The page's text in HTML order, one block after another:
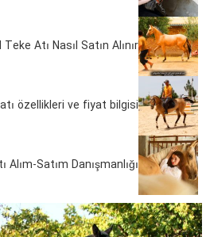
Atı Nasıl Satın Alınır?
özellikleri ve fiyat bilgisi
Alım-Satım Danışmanlığı